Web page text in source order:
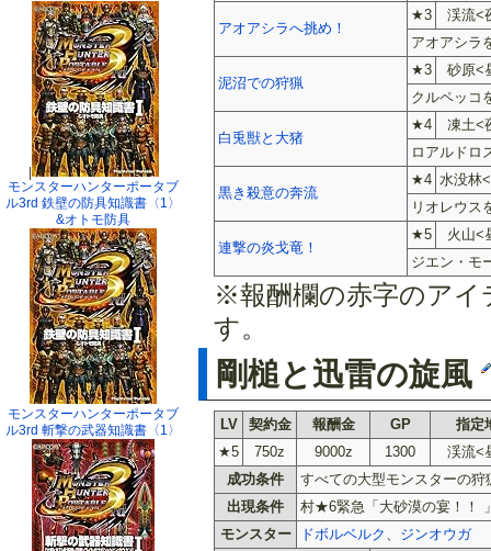
|
モンスターハンターポータブ
ル3rd 鉄壁の防具知識書〈1〉
&オトモ防具
モンスターハンターポータブ
ル3rd 斬撃の武器知識書〈1〉
アオアシラへ挑め！
★3
渓流<
アオアシラ
泥沼での狩猟
★3
砂原<
クルペッコ
白兎獣と大猪
★4
凍土<
ロアルドロ
黒き殺意の奔流
★4 水没林
リオレウス
連撃の炎戈竜！
★5
火山<
ジエン・モ
※報酬欄の赤字のアイ
す。
剛槌と迅雷の旋風
LV 契約金 報酬金 GP
指定
★5
750z 9000z 1300
渓流<
成功条件
すべての大型モンスターの狩
出現条件
村★6緊急「大砂漠の宴！！
モンスター
ドボルベルク
ジンオウガ